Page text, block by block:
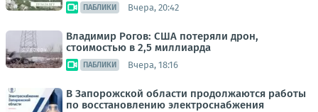
ПАБЛИКИ Вчера, 20:42
Владимир Рогов: США потеряли дрон,
стоимостью в 2,5 миллиарда
ПАБЛИКИ Вчера, 18:16
В Запорожской области продолжаются работы
по восстановлению электроснабжения